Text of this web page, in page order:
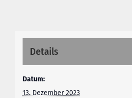
Details
Datum:
13. Dezember 2023